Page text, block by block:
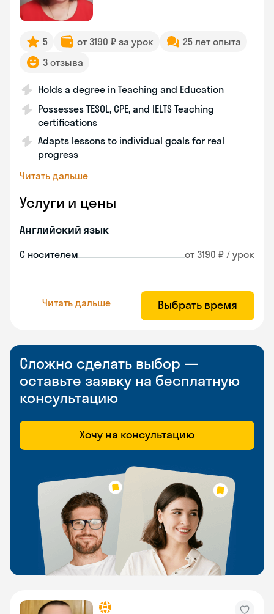
5 от 3190 ₽ за урок
25 лет опыта
3 отзыва
Holds a degree in Teaching and Education
Possesses TESOL, CPE, and IELTS Teaching
certifications
Adapts lessons to individual goals for real
progress
Читать дальше
Услуги и цены
Английский язык
С носителем от 3190 ₽ / урок
Читать дальше Выбрать время
Сложно сделать выбор —
оставьте заявку на бесплатную
консультацию
Хочу на консультацию